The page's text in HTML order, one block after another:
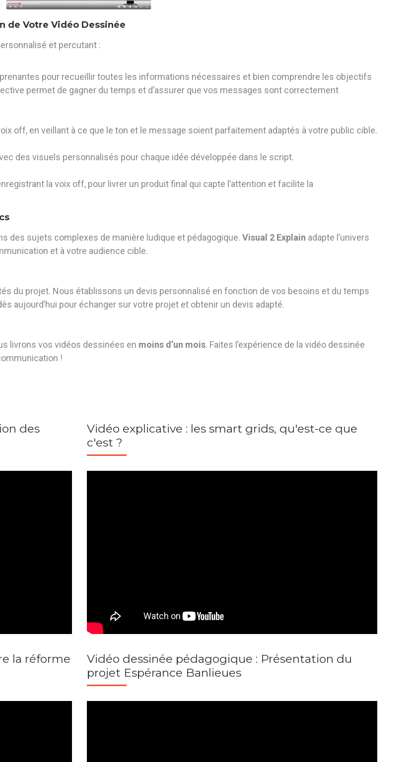
de Votre Vidéo Dessinée
et percutant :
pour recueillir toutes les informations nécessaires et bien comprendre les objectifs
permet de gagner du temps et d’assurer que vos messages sont correctement
off, en veillant à ce que le ton et le message soient parfaitement adaptés à votre public cible.
des visuels personnalisés pour chaque idée développée dans le script.
la voix off, pour livrer un produit final qui capte l’attention et facilite la
des sujets complexes de manière ludique et pédagogique. Visual 2 Explain adapte l’univers
et à votre audience cible.
du projet. Nous établissons un devis personnalisé en fonction de vos besoins et du temps
aujourd’hui pour échanger sur votre projet et obtenir un devis adapté.
livrons vos vidéos dessinées en moins d’un mois. Faites l’expérience de la vidéo dessinée
!
des
Vidéo explicative : les smart grids, qu'est-ce que
c'est ?
la réforme
Vidéo dessinée pédagogique : Présentation du
projet Espérance Banlieues